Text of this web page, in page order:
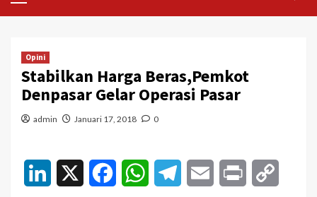
Menu
Opini
Stabilkan Harga Beras,Pemkot
Denpasar Gelar Operasi Pasar
admin Januari 17, 2018 0
LinkedIn FacebookWhatsAppTelegramEmail Print